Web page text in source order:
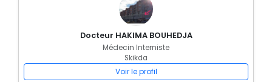
Docteur HAKIMA BOUHEDJA
Médecin Interniste
Skikda
Voir le profil